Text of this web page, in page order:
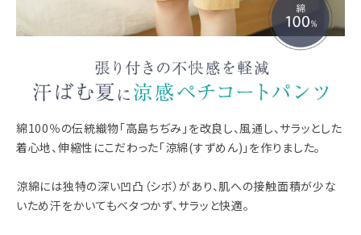
綿100％の伝統織物「高島ちぢみ」を改良し、風通し、サラッとした
着心地、伸縮性にこだわった「涼綿(すずめん)」を作りました。
涼綿には独特の深い凹凸（シボ）があり、肌への接触面積が少な
いため汗をかいてもベタつかず、サラッと快適。